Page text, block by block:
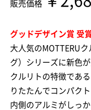
販売価格
グッドデザイン賞 受
大人気のMOTTERU
グ）シリーズに新色が
クルリトの特徴であ
りたたんでコンパク
内側のアルミがしっ